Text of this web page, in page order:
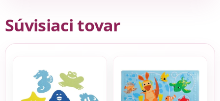
Súvisiaci tovar